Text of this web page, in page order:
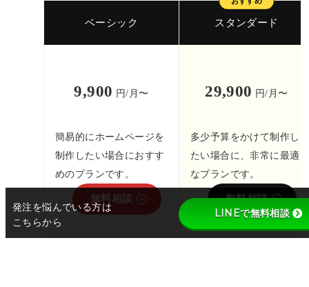
ベーシック
9,900 円/月〜
簡易的にホームページを
制作したい場合におすす
めのプランです。
無料相談
スタンダード
29,900 円/月〜
多少予算をかけて制作し
たい場合に、非常に最適
なプランです。
無料相談
発注を悩んでいる方は
こちらから
LINEで無料相談